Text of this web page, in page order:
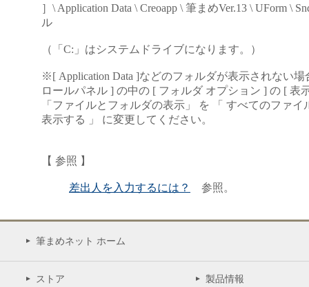
］\ Application Data \ Creoapp \ 筆まめVer.13 \ UForm \
ル
（「C:」はシステムドライブになります。）
※[ Application Data ]などのフォルダが表示されない場
ロールパネル ] の中の [ フォルダ オプション ] の [ 表
「ファイルとフォルダの表示」 を 「 すべてのファイ
表示する 」 に変更してください。
【 参照 】
差出人を入力するには？ 参照。
筆まめネット ホーム
ストア 製品情報